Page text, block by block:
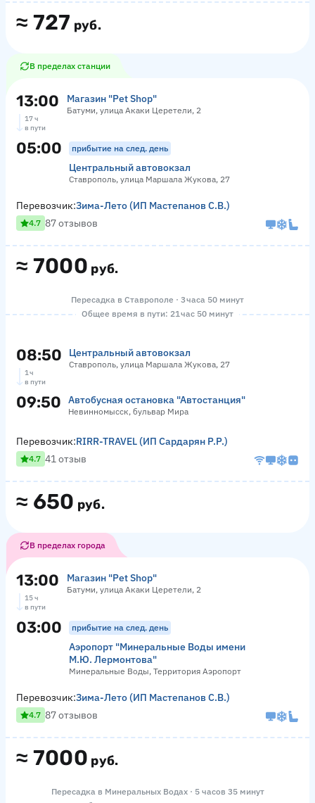
≈ 727 руб.
В пределах станции
13:00 Магазин "Pet Shop"
Батуми, улица Акаки Церетели, 2
17 ч
в пути
05:00 прибытие на след. день
Центральный автовокзал
Ставрополь, улица Маршала Жукова, 27
≈ 7000 руб.
Перевозчик:Зима-Лето (ИП Мастепанов С.В.)
4.7 87 отзывов
Пересадка в Ставрополе · 3 часа 50 минут
Общее время в пути: 21 час 50 минут
08:50 Центральный автовокзал
Ставрополь, улица Маршала Жукова, 27
1 ч
в пути
09:50 Автобусная остановка "Автостанция"
Невинномысск, бульвар Мира
≈ 650 руб.
Перевозчик:RIRR-TRAVEL (ИП Сардарян Р.Р.)
4.7 41 отзыв
В пределах города
13:00 Магазин "Pet Shop"
Батуми, улица Акаки Церетели, 2
15 ч
в пути
03:00 прибытие на след. день
Аэропорт "Минеральные Воды имени
М.Ю. Лермонтова"
Минеральные Воды, Территория Аэропорт
≈ 7000 руб.
Перевозчик:Зима-Лето (ИП Мастепанов С.В.)
4.7 87 отзывов
Пересадка в Минеральных Водах · 5 часов 35 минут